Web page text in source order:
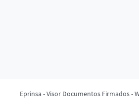
Eprinsa - Visor Documentos Firmados -